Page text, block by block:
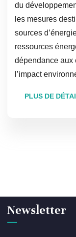
du
les mesures
sources
ressources
dépendance aux
l’impact
PLUS DE
Newsletter